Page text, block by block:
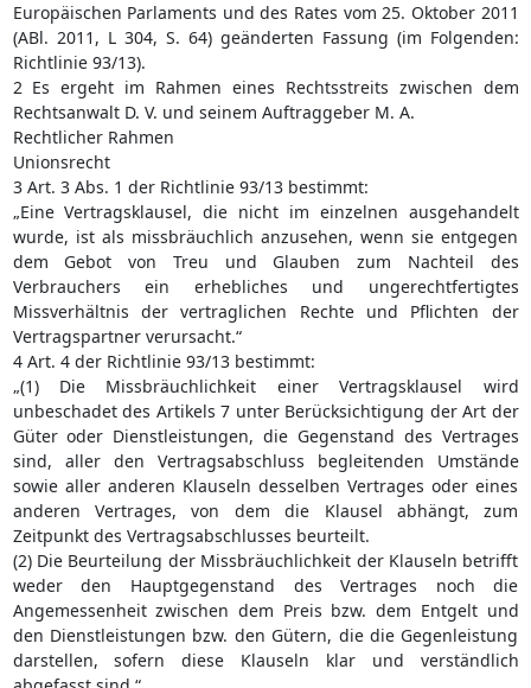
Europäischen Parlaments und des Rates vom 25. Oktober 2011
(ABl. 2011, L 304, S. 64) geänderten Fassung (im Folgenden:
Richtlinie 93/13).
2 Es ergeht im Rahmen eines Rechtsstreits zwischen dem
Rechtsanwalt D. V. und seinem Auftraggeber M. A.
Rechtlicher Rahmen
Unionsrecht
3 Art. 3 Abs. 1 der Richtlinie 93/13 bestimmt:
„Eine Vertragsklausel, die nicht im einzelnen ausgehandelt
wurde, ist als missbräuchlich anzusehen, wenn sie entgegen
dem Gebot von Treu und Glauben zum Nachteil des
Verbrauchers ein erhebliches und ungerechtfertigtes
Missverhältnis der vertraglichen Rechte und Pflichten der
Vertragspartner verursacht.“
4 Art. 4 der Richtlinie 93/13 bestimmt:
„(1) Die Missbräuchlichkeit einer Vertragsklausel wird
unbeschadet des Artikels 7 unter Berücksichtigung der Art der
Güter oder Dienstleistungen, die Gegenstand des Vertrages
sind, aller den Vertragsabschluss begleitenden Umstände
sowie aller anderen Klauseln desselben Vertrages oder eines
anderen Vertrages, von dem die Klausel abhängt, zum
Zeitpunkt des Vertragsabschlusses beurteilt.
(2) Die Beurteilung der Missbräuchlichkeit der Klauseln betrifft
weder den Hauptgegenstand des Vertrages noch die
Angemessenheit zwischen dem Preis bzw. dem Entgelt und
den Dienstleistungen bzw. den Gütern, die die Gegenleistung
darstellen, sofern diese Klauseln klar und verständlich